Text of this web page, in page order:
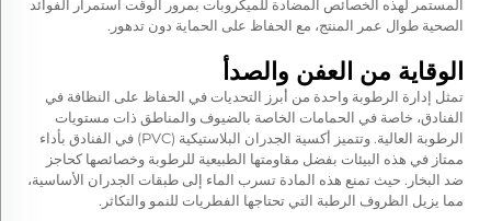
المستمر لهذه الخصائص المضادة للميكروبات بمرور الوقت استمرار الفوائد
الصحية طوال عمر المنتج، مع الحفاظ على الحماية دون تدهور.
الوقاية من العفن والصدأ
تمثل إدارة الرطوبة واحدة من أبرز التحديات في الحفاظ على النظافة في
الفنادق، خاصة في الحمامات الخاصة بالضيوف والمناطق ذات مستويات
الرطوبة العالية. وتتميز أكسية الجدران البلاستيكية (PVC) في الفنادق بأداء
ممتاز في هذه البيئات بفضل مقاومتها الطبيعية للرطوبة وخصائصها كحاجز
ضد البخار. حيث تمنع هذه المادة تسرب الماء إلى طبقات الجدران الأساسية،
مما يزيل الظروف الرطبة التي تحتاجها الفطريات للنمو والتكاثر.